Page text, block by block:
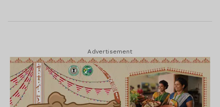
Advertisement